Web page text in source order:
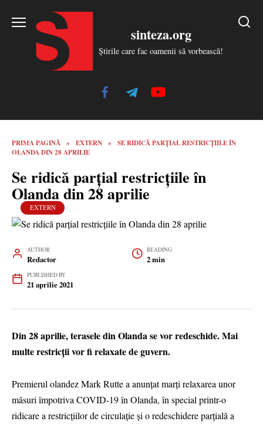
sinteza.org
Știrile care fac oamenii să vorbească!
PRIMA PAGINĂ » EXTERN »
SE RIDICĂ PARȚIAL RESTRICȚIILE ÎN
OLANDA DIN 28 APRILIE
Se ridică parțial restricțiile în
Olanda din 28 aprilie
EXTERN
AUTHOR
Redactor
READING
2 min
PUBLISHED BY
21 aprilie 2021
Din 28 aprilie, terasele din Olanda se vor redeschide. Mai
multe restricții vor fi relaxate de guvern.
Premierul olandez Mark Rutte a anunţat marţi relaxarea unor
măsuri împotriva COVID-19 în Olanda, în special printr-o
ridicare a restricţiilor de circulaţie şi o redeschidere parţială a